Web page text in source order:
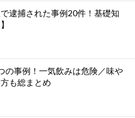
逮捕された事例20件！基礎知
の事例！一気飲みは危険／味や
も総まとめ